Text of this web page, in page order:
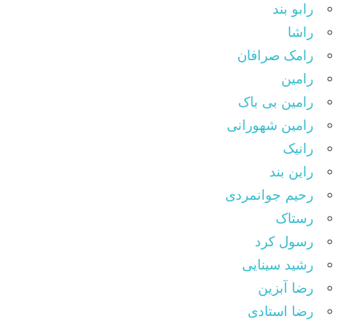
رابو بند
راشا
رامک صرافان
رامین
رامین بی باک
رامین شهورانی
رانیک
راین بند
رحیم جوانمردی
رستاک
رسول کرد
رشید سینایی
رضا آبزین
رضا استادی